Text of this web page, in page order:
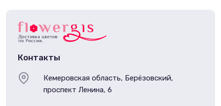
Контакты
Кемеровская область, Берёзовский,
проспект Ленина, 6